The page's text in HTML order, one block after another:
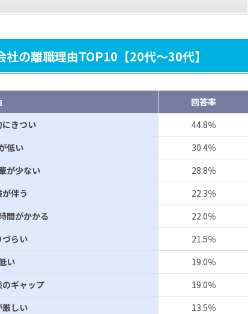
の離職理由TOP10【20代～30代】
回答率
きつい
44.8％
低い
30.4％
が少ない
28.8％
伴う
22.3％
間がかかる
22.0％
らい
21.5％
い
19.0％
ギャップ
19.0％
厳しい
13.5％